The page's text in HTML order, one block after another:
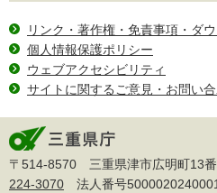
リンク・著作権・免責事項・ダ
個人情報保護ポリシー
ウェブアクセシビリティ
サイトに関するご意見・お問い
〒514-8570 三重県津市広明町13
224-3070 法人番号5000020240001